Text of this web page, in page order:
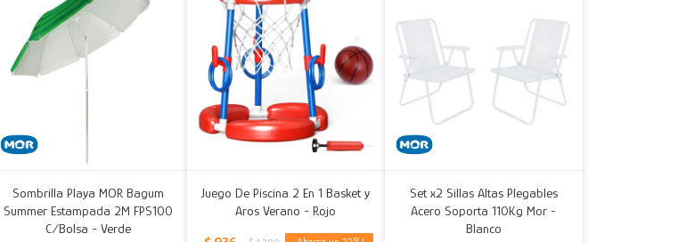
Sombrilla Playa MOR Bagum
Summer Estampada 2M FPS100
C/Bolsa - Verde
Juego De Piscina 2 En 1 Basket y
Aros Verano - Rojo
Set x2 Sillas Altas Plegables
Acero Soporta 110Kg Mor -
Blanco